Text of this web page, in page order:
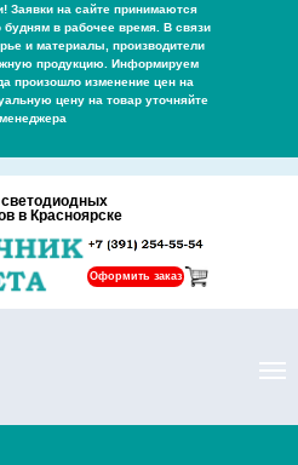
Заявки на сайте принимаются
в рабочее время. В связи
и материалы, производители
продукцию. Информируем
произошло изменение цен на
цену на товар уточняйте
Оформить заказ
светодиодных
в Красноярске